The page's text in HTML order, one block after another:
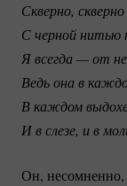
Скверно,
С черной нитью
Я всегда — от
Ведь она в
В каждом
И в слезе, и в
Он,